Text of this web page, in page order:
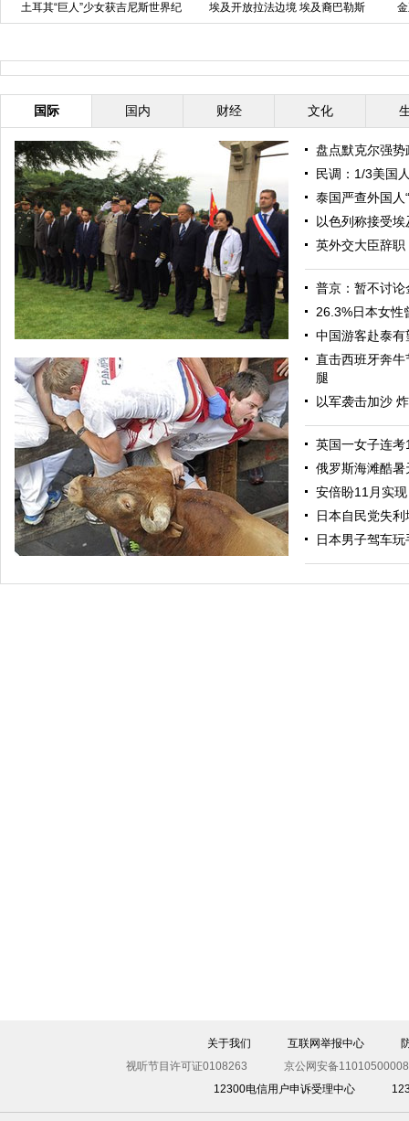
土耳其“巨人”少女获吉尼斯世界纪
录
埃及开放拉法边境 埃及裔巴勒斯
坦民众翻墙离境
国际 国内 财经 文化
李肇星法国凭吊884名一战华工墓地
盘点默克尔强
民调：1/3美国
泰国严查外国人
以色列称接受
英外交大臣辞
普京：暂不讨
26.3%日本女性
中国游客赴泰
直击西班牙奔
腿
以军袭击加沙
英国一女子连
俄罗斯海滩酷暑
安倍盼11月实
日本自民党失
日本男子驾车
关于我们 互联网举报中心
视听节目许可证0108263
京公网安备
12300电信用户申诉受理中心